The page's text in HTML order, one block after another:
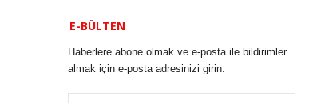
E-BÜLTEN
Haberlere abone olmak ve e-posta ile bildirimler
almak için e-posta adresinizi girin.